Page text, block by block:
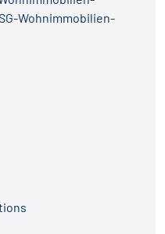
Wohnimmobilien-